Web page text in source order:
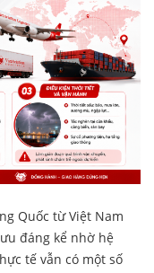
Quốc từ Việt Nam
đáng kể nhờ hệ
tế vẫn có một số